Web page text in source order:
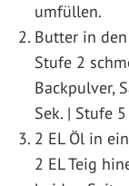
umfüllen.
Butter in
Stufe 2
Backpulver,
Sek. | Stufe
2 EL Öl in
2 EL Teig